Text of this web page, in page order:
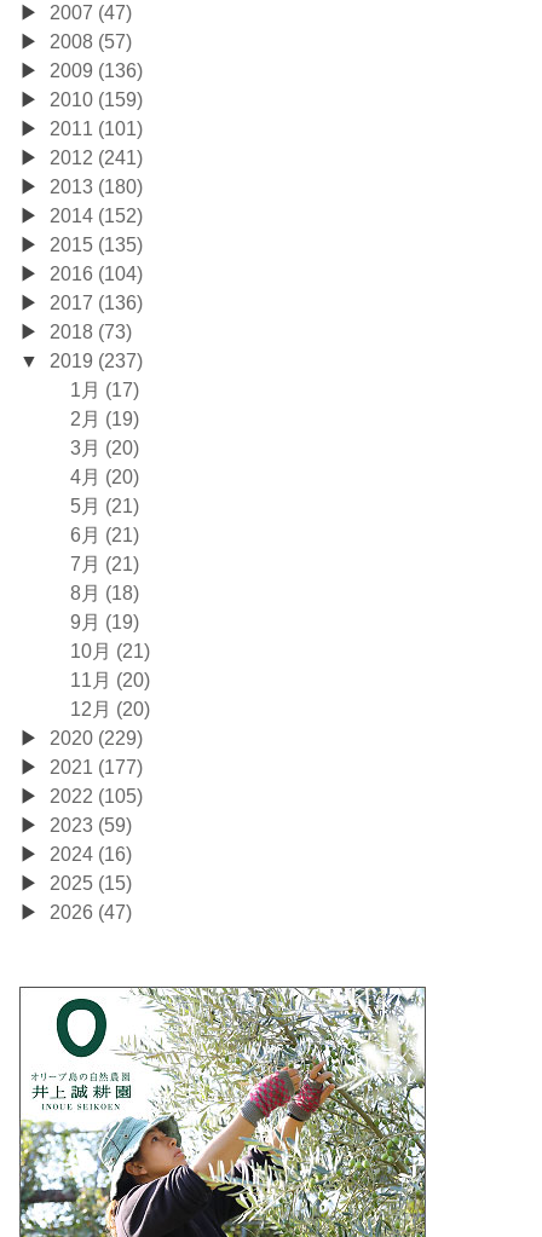
2007 (47)
2008 (57)
2009 (136)
2010 (159)
2011 (101)
2012 (241)
2013 (180)
2014 (152)
2015 (135)
2016 (104)
2017 (136)
2018 (73)
2019 (237)
1月 (17)
2月 (19)
3月 (20)
4月 (20)
5月 (21)
6月 (21)
7月 (21)
8月 (18)
9月 (19)
10月 (21)
11月 (20)
12月 (20)
2020 (229)
2021 (177)
2022 (105)
2023 (59)
2024 (16)
2025 (15)
2026 (47)